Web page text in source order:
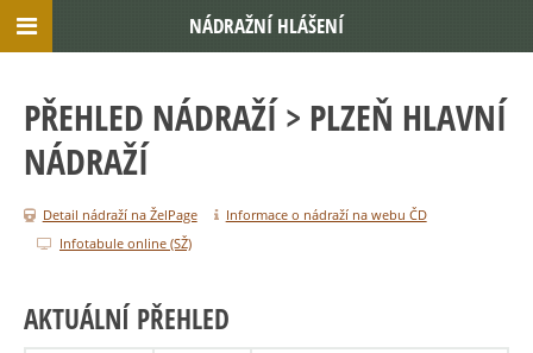
PŘEHLED NÁDRAŽÍ > PLZEŇ HLAVNÍ
NÁDRAŽÍ
Detail nádraží na ŽelPage
Informace o nádraží na webu ČD
Infotabule online (SŽ)
AKTUÁLNÍ PŘEHLED
NÁDRAŽNÍ HLÁŠENÍ